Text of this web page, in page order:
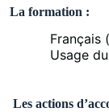
La formation :
Français
Usage du
Les actions